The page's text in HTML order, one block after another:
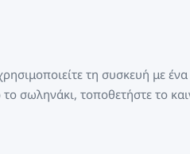
τη συσκευή με
σωληνάκι, τοποθετήστε το